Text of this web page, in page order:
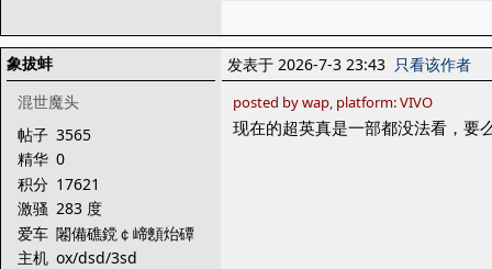
象拔蚌
混世魔头
帖子 3565
精华 0
积分 17621
激骚 283 度
爱车 闂備礁鎲￠崹顖炲磹
閺囥垹鍚归柕蹇嬪
主机 ox/dsd/3sd
发表于 2026-7-3 23:43 只看该作者
posted by wap, platform: VIVO
现在的超英真是一部都没法看，要